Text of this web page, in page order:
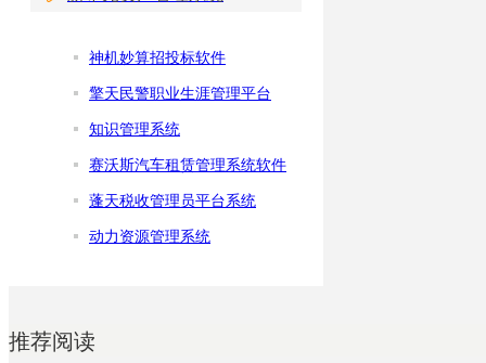
神机妙算招投标软件
擎天民警职业生涯管理平台
知识管理系统
赛沃斯汽车租赁管理系统软件
蓬天税收管理员平台系统
动力资源管理系统
推荐阅读